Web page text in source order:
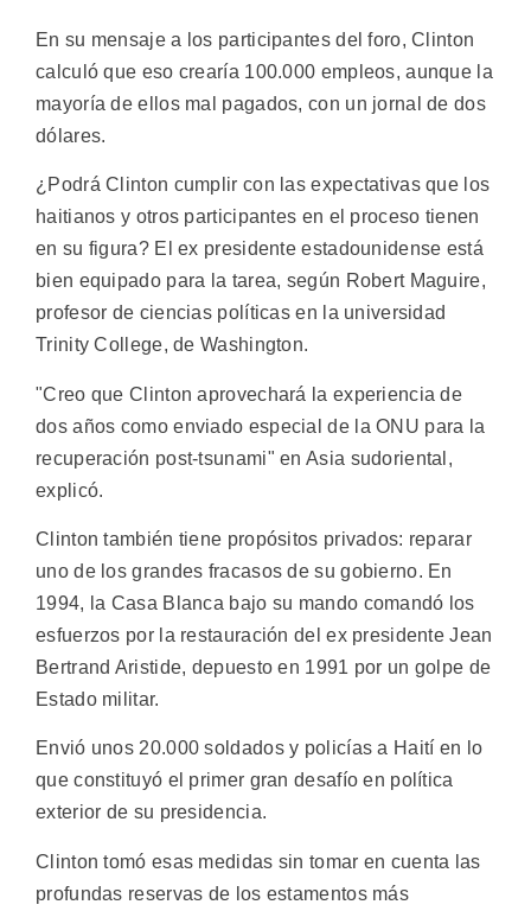
En su mensaje a los participantes del foro, Clinton
calculó que eso crearía 100.000 empleos, aunque la
mayoría de ellos mal pagados, con un jornal de dos
dólares.
¿Podrá Clinton cumplir con las expectativas que los
haitianos y otros participantes en el proceso tienen
en su figura? El ex presidente estadounidense está
bien equipado para la tarea, según Robert Maguire,
profesor de ciencias políticas en la universidad
Trinity College, de Washington.
"Creo que Clinton aprovechará la experiencia de
dos años como enviado especial de la ONU para la
recuperación post-tsunami" en Asia sudoriental,
explicó.
Clinton también tiene propósitos privados: reparar
uno de los grandes fracasos de su gobierno. En
1994, la Casa Blanca bajo su mando comandó los
esfuerzos por la restauración del ex presidente Jean
Bertrand Aristide, depuesto en 1991 por un golpe de
Estado militar.
Envió unos 20.000 soldados y policías a Haití en lo
que constituyó el primer gran desafío en política
exterior de su presidencia.
Clinton tomó esas medidas sin tomar en cuenta las
profundas reservas de los estamentos más